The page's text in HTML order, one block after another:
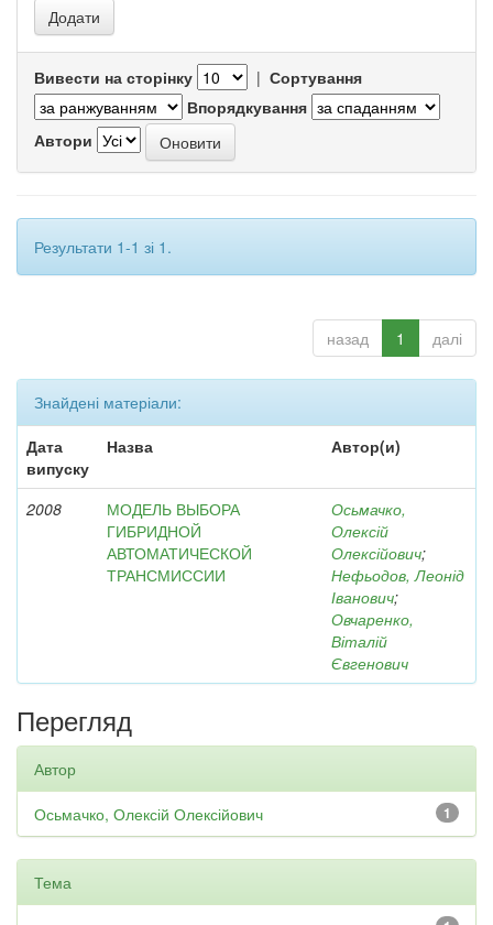
Вивести на сторінку | Сортування
Впорядкування
Автори
Результати 1-1 зі 1.
назад 1 далі
Знайдені матеріали:
Дата
випуску
Назва Автор(и)
2008
МОДЕЛЬ ВЫБОРА
ГИБРИДНОЙ
АВТОМАТИЧЕСКОЙ
ТРАНСМИССИИ
Осьмачко,
Олексій
Олексійович;
Нефьодов, Леонід
Іванович;
Овчаренко,
Віталій
Євгенович
Перегляд
Автор
1
Осьмачко, Олексій Олексійович
Тема